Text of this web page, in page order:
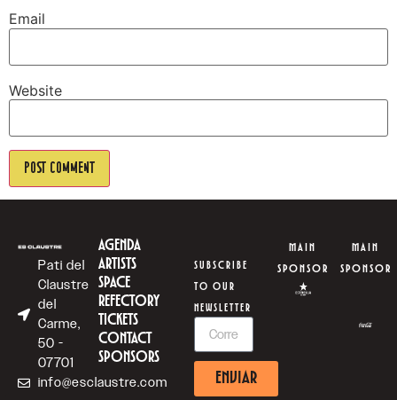
Email
Website
Pati del
Claustre
del
Carme,
50 -
07701
info@esclaustre.com
AGENDA
ARTISTS
SPACE
REFECTORY
TICKETS
CONTACT
SPONSORS
SUBSCRIBE
TO OUR
NEWSLETTER
ENVIAR
MAIN
SPONSOR
MAIN
SPONSOR